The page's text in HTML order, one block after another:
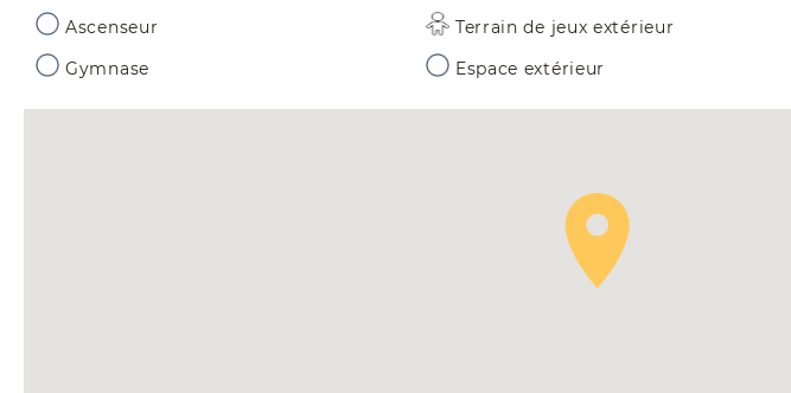
Ascenseur
Gymnase
Terrain de jeux extérieur
Espace extérieur